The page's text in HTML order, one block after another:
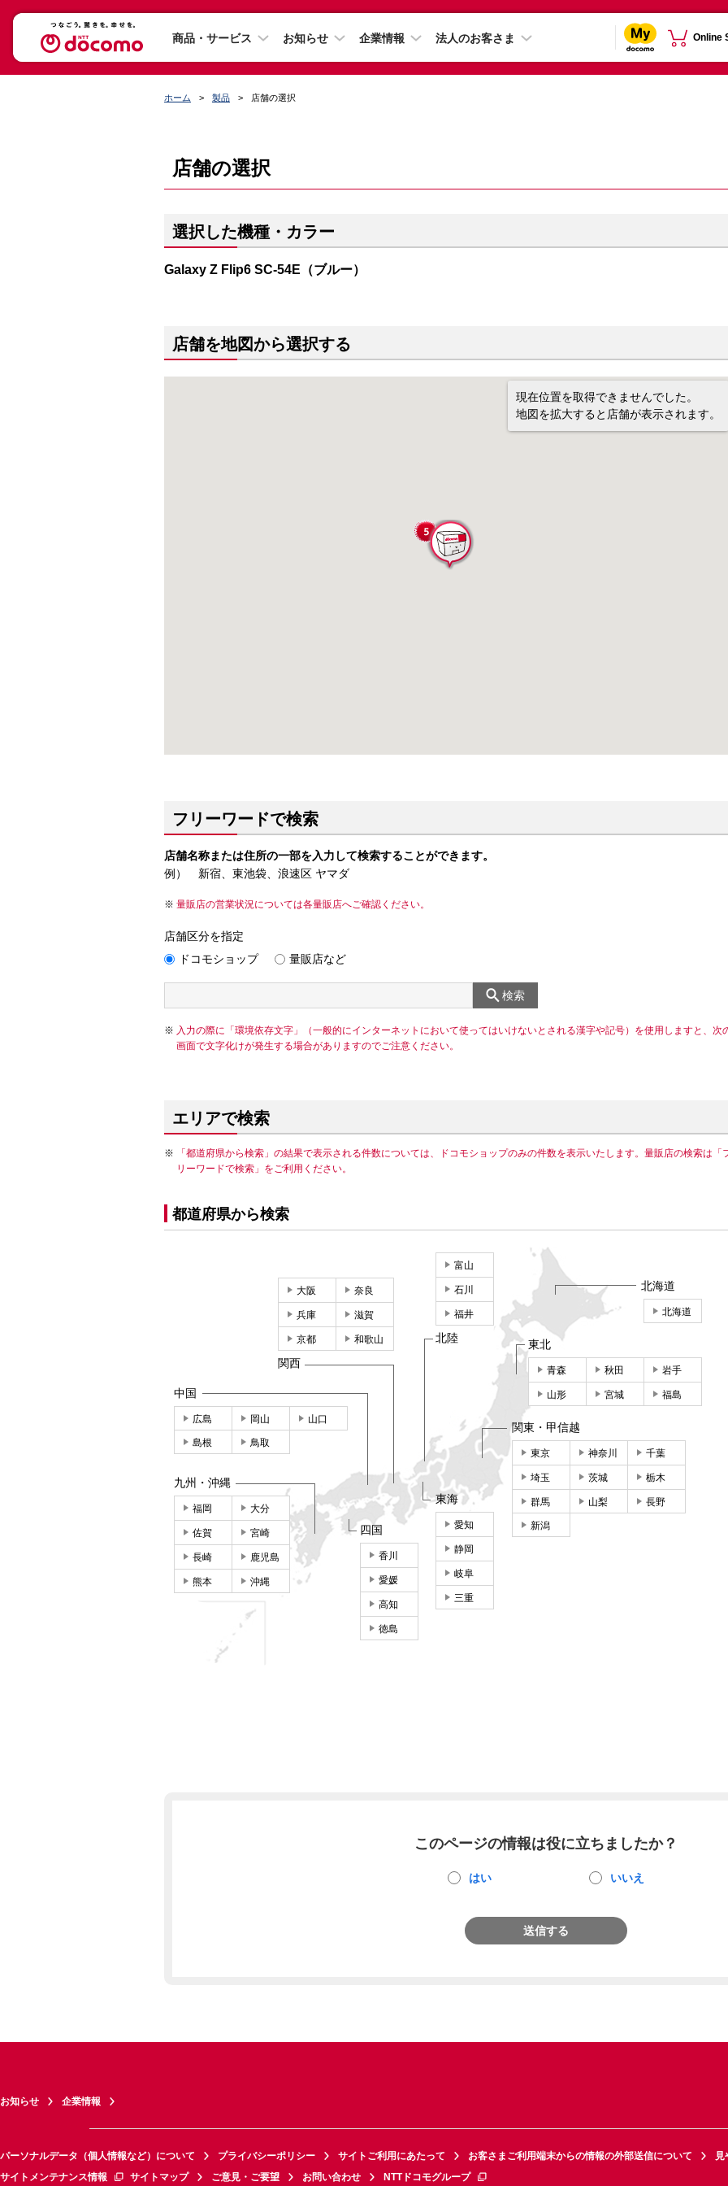
商品・サービス お知らせ 企業情報 法人のお客さま Online
ホーム 製品 店舗の選択
店舗の選択
選択した機種・カラー
Galaxy Z Flip6 SC-54E（ブルー）
店舗を地図から選択する
現在位置を取得できませんでした。
地図を拡大すると店舗が表示されます。
フリーワードで検索
店舗名称または住所の一部を入力して検索することができます。
例） 新宿、東池袋、浪速区 ヤマダ
量販店の営業状況については各量販店へご確認ください。
店舗区分を指定
ドコモショップ
量販店など
検索
入力の際に「環境依存文字」（一般的にインターネットにおいて使ってはいけないとされる漢字や記号）を使用しますと、次
画面で文字化けが発生する場合がありますのでご注意ください。
エリアで検索
「都道府県から検索」の結果で表示される件数については、ドコモショップのみの件数を表示いたします。量販店の検索は「
リーワードで検索」をご利用ください。
都道府県から検索
北海道
北海道
東北
青森 秋田 岩手
山形 宮城 福島
関東・甲信越
東京 神奈川 千葉
埼玉 茨城 栃木
群馬 山梨 長野
新潟
東海
愛知
静岡
岐阜
三重
富山
石川
福井
北陸
大阪 奈良
兵庫 滋賀
京都 和歌山
関西
中国
広島 岡山 山口
島根 鳥取
四国
香川
愛媛
高知
徳島
九州・沖縄
福岡 大分
佐賀 宮崎
長崎 鹿児島
熊本 沖縄
このページの情報は役に立ちましたか？
はい いいえ
送信する
お知らせ 企業情報
パーソナルデータ（個人情報など）について プライバシーポリシー サイトご利用にあたって お客さまご利用端末からの情報の外部送信について
見
サイトメンテナンス情報
サイトマップ ご意見・ご要望 お問い合わせ NTTドコモグループ